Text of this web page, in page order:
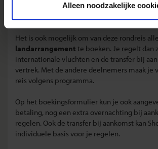
Alleen noodzakelijke
Landarrangement
Het is ook mogelijk om van deze rondreis
landarrangement te boeken. Je regelt dan
internationale vluchten en de transfer bij
vertrek. Met de andere deelnemers maak je
reis volgens programma.
Op het boekingsformulier kun je ook
betaling, nog een extra overnachting bij
regelen. Ook de transfer bij aankomst kan
individuele basis voor je regelen.